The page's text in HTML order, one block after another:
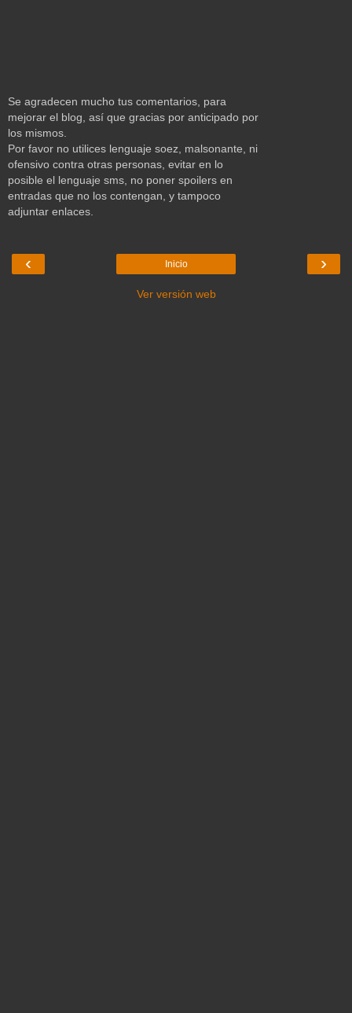
Se agradecen mucho tus comentarios, para
mejorar el blog, así que gracias por anticipado por
los mismos.
Por favor no utilices lenguaje soez, malsonante, ni
ofensivo contra otras personas, evitar en lo
posible el lenguaje sms, no poner spoilers en
entradas que no los contengan, y tampoco
adjuntar enlaces.
‹ ›
Inicio
Ver versión web